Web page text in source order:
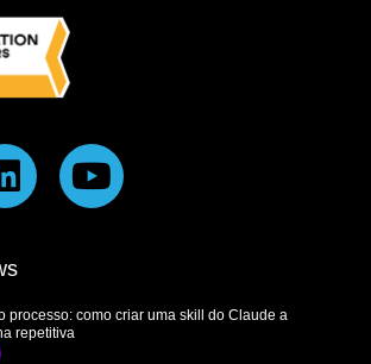
processo: como criar uma skill do Claude a
repetitiva